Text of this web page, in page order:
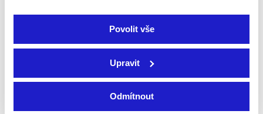
Povolit vše
Upravit
Odmítnout